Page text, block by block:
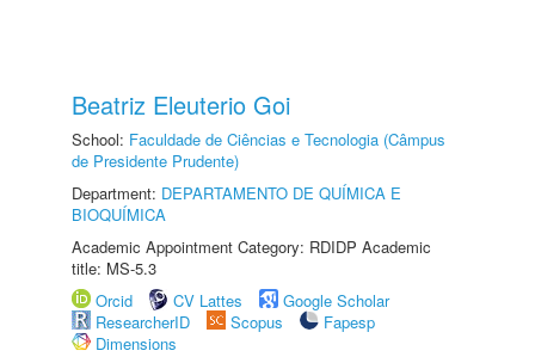
Beatriz Eleuterio Goi
School: Faculdade de Ciências e Tecnologia (Câmpus
de Presidente Prudente)
Department: DEPARTAMENTO DE QUÍMICA E
BIOQUÍMICA
Academic Appointment Category: RDIDP Academic
title: MS-5.3
Orcid
CV Lattes
Google Scholar
ResearcherID
Scopus
Fapesp
Dimensions